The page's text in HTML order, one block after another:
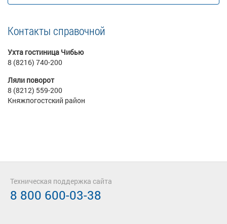
Контакты справочной
Ухта гостиница Чибью
8 (8216) 740-200
Ляли поворот
8 (8212) 559-200
Княжпогостский район
Техническая поддержка сайта
8 800 600-03-38